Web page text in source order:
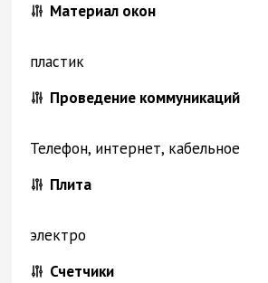
Материал окон
пластик
Проведение коммуникаций
Телефон, интернет, кабельное
Плита
электро
Счетчики